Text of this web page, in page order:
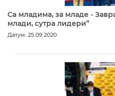
Са младима, за младе -
млади, сутра лидери”
Датум: 25.09.2020